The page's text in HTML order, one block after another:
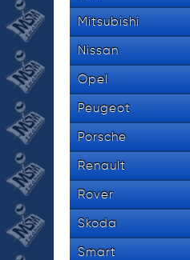
Mitsubishi
Nissan
Opel
Peugeot
Porsche
Renault
Rover
Skoda
Smart